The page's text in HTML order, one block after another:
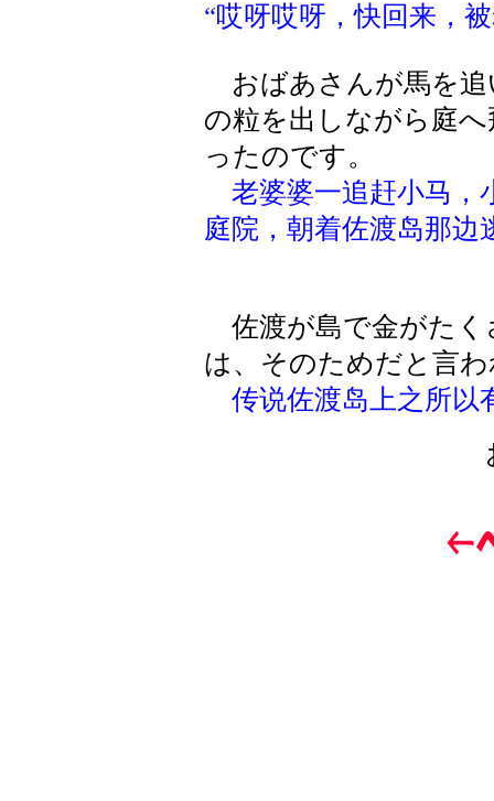
“哎呀哎呀，快回来，
おばあさんが馬を追
の粒を出しながら庭
ったのです。
老婆婆一追赶小马，
庭院，朝着佐渡岛那边
佐渡が島で金がたく
は、そのためだと言
传说佐渡岛上之所以